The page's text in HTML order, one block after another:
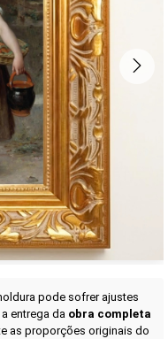
de arte do mundo
a genialidade degrandes
e o requinte inconfundível
em Canvas 100% Algodão
com Pigmentação Mineral
GARANTIA ETERNA
nossos vídeos nas redes
pode sofrer ajustes
entrega da obra completa
as proporções originais do